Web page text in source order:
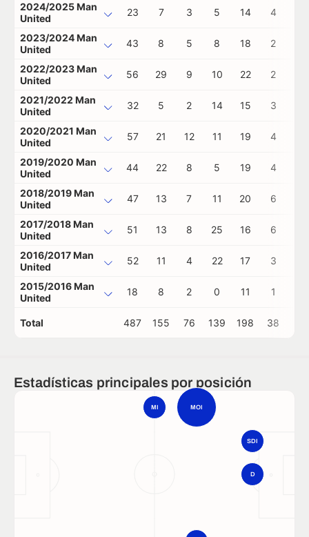
2024/2025 Man
United
23 7 3 5 14 4
2023/2024 Man
United
43 8 5 8 18 2
2022/2023 Man
United
56 29 9 10 22 2
2021/2022 Man
United
32 5 2 14 15 3
2020/2021 Man
United
57 21 12 11 19 4
2019/2020 Man
United
44 22 8 5 19 4
2018/2019 Man
United
47 13 7 11 20 6
2017/2018 Man
United
51 13 8 25 16 6
2016/2017 Man
United
52 11 4 22 17 3
2015/2016 Man
United
18 8 2 0 11 1
Total 487 155 76 139 198 38
Estadísticas principales por posición
MOI
SDI
MI
D